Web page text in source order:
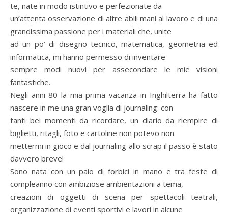
te, nate in modo istintivo e perfezionate da
un’attenta osservazione di altre abili mani al lavoro e di una
grandissima passione per i materiali che, unite
ad un po’ di disegno tecnico, matematica, geometria ed
informatica, mi hanno permesso di inventare
sempre modi nuovi per assecondare le mie visioni
fantastiche.
Negli anni 80 la mia prima vacanza in Inghilterra ha fatto
nascere in me una gran voglia di journaling: con
tanti bei momenti da ricordare, un diario da riempire di
biglietti, ritagli, foto e cartoline non potevo non
mettermi in gioco e dal journaling allo scrap il passo è stato
davvero breve!
Sono nata con un paio di forbici in mano e tra feste di
compleanno con ambiziose ambientazioni a tema,
creazioni di oggetti di scena per spettacoli teatrali,
organizzazione di eventi sportivi e lavori in alcune